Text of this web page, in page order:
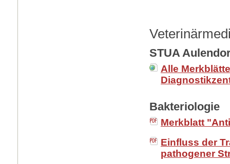
STUA
Alle
Bakteriologie
Merkblatt
Einfluss der
pathogener